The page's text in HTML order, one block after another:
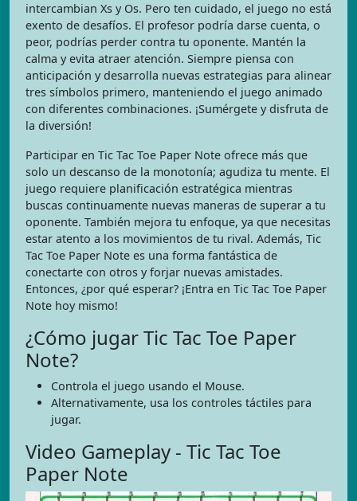
intercambian Xs y Os. Pero ten cuidado, el juego no está
exento de desafíos. El profesor podría darse cuenta, o
peor, podrías perder contra tu oponente. Mantén la
calma y evita atraer atención. Siempre piensa con
anticipación y desarrolla nuevas estrategias para alinear
tres símbolos primero, manteniendo el juego animado
con diferentes combinaciones. ¡Sumérgete y disfruta de
la diversión!
Participar en Tic Tac Toe Paper Note ofrece más que
solo un descanso de la monotonía; agudiza tu mente. El
juego requiere planificación estratégica mientras
buscas continuamente nuevas maneras de superar a tu
oponente. También mejora tu enfoque, ya que necesitas
estar atento a los movimientos de tu rival. Además, Tic
Tac Toe Paper Note es una forma fantástica de
conectarte con otros y forjar nuevas amistades.
Entonces, ¿por qué esperar? ¡Entra en Tic Tac Toe Paper
Note hoy mismo!
¿Cómo jugar Tic Tac Toe Paper
Note?
Controla el juego usando el Mouse.
Alternativamente, usa los controles táctiles para
jugar.
Video Gameplay - Tic Tac Toe
Paper Note